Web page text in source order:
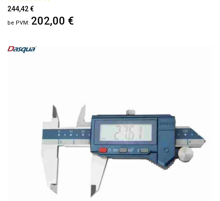
100%
244,42 €
202,00 €